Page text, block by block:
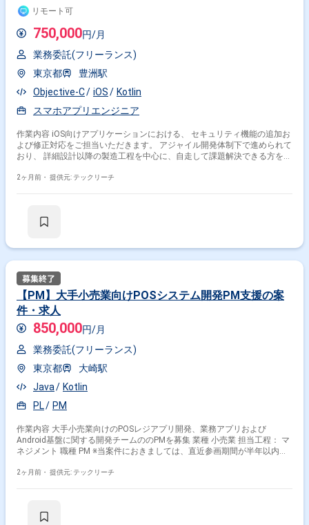
リモート可
750,000円/月
業務委託(フリーランス)
東京都
豊洲駅
Objective-C
iOS
Kotlin
スマホアプリエンジニア
作業内容 iOS向けアプリケーションにおける、 セキュリティ機能の追加お
よび修正対応をご担当いただきます。 アジャイル開発体制下で進められて
おり、 詳細設計以降の製造工程を中心に、自走して課題解決できる方を募
が続いている方はお見送りとなります。（但し、企業都合退場は対象外）
中！ ・社会人経験必須 ・外国籍の場合、JLPT(N1)もしくはJPT700点以
2ヶ月前・ 提供元: テックリーチ
【PM】大手小売業向けPOSシステム開発PM支援の案
件・求人
850,000円/月
業務委託(フリーランス)
東京都
大崎駅
Java
Kotlin
PL
PM
作業内容 大手小売業向けのPOSレジアプリ開発、業務アプリおよび
Android基盤に関する開発チームののPMを募集 業種 小売業 担当工程： マ
ネジメント 職種 PM ※当案件におきましては、直近参画期間が半年以内の
外） ※20代〜30代が中心で活気ある雰囲気です。 ※成長意欲が高く、スキ
上のビジネス上級レベル必須 ・週5日稼働必須 ・エンジニア実務経験3年
2ヶ月前・ 提供元: テックリーチ